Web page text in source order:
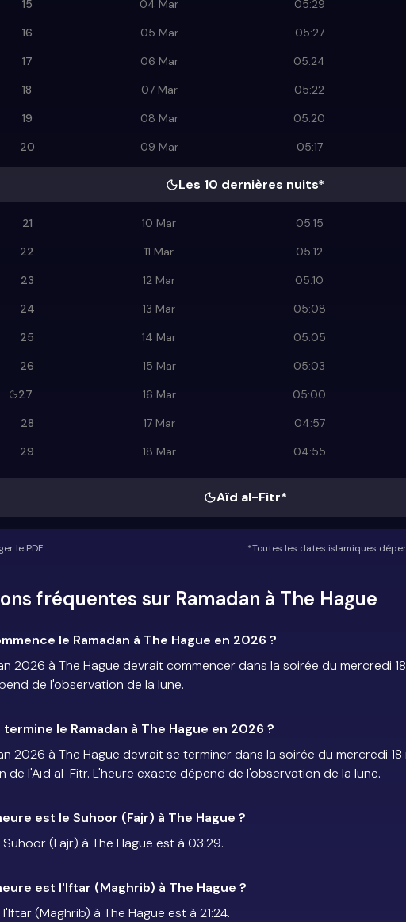
15
04 Mar 05:29
16
05 Mar 05:27
17
06 Mar 05:24
18
07 Mar 05:22
19
08 Mar 05:20
20
09 Mar 05:17
Les 10 dernières nuits*
21 10 Mar 05:15
22
11 Mar 05:12
23
12 Mar 05:10
24
13 Mar 05:08
25
14 Mar 05:05
26
15 Mar 05:03
27
16 Mar 05:00
28
17 Mar 04:57
29
18 Mar 04:55
Aïd al-Fitr*
le PDF *Toutes les dates islamiques
fréquentes sur Ramadan à The Hague
le Ramadan à The Hague en 2026 ?
2026 à The Hague devrait commencer dans la soirée du mercredi
de l'observation de la lune.
termine le Ramadan à The Hague en 2026 ?
2026 à The Hague devrait se terminer dans la soirée du mercredi
de l'Aïd al-Fitr. L'heure exacte dépend de l'observation de la lune.
est le Suhoor (Fajr) à The Hague ?
(Fajr) à The Hague est à 03:29.
est l'Iftar (Maghrib) à The Hague ?
(Maghrib) à The Hague est à 21:24.